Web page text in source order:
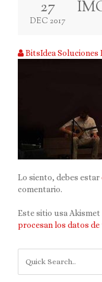
27
DEC 2017
BitsIdea Soluciones
Lo siento, debes estar
comentario.
Este sitio usa
procesan los datos